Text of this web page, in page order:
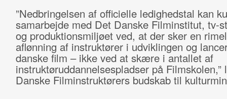
”Nedbringelsen af officielle ledighedstal kan
samarbejde med Det Danske Filminstitut, tv-
og produktionsmiljøet ved, at der sker en
aflønning af instruktører i udviklingen og
danske film – ikke ved at skære i antallet af
instruktøruddannelsespladser på Filmskolen,”
Danske Filminstruktørers budskab til